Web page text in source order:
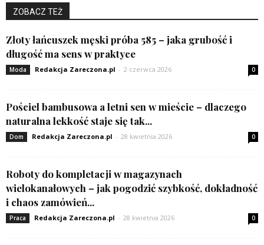
ZOBACZ TEŻ
Złoty łańcuszek męski próba 585 – jaka grubość i
długość ma sens w praktyce
Moda Redakcja Zareczona.pl - 2 czerwca 2026 0
Pościel bambusowa a letni sen w mieście – dlaczego
naturalna lekkość staje się tak...
Dom Redakcja Zareczona.pl - 28 kwietnia 2026 0
Roboty do kompletacji w magazynach
wielokanałowych – jak pogodzić szybkość, dokładność
i chaos zamówień...
Praca Redakcja Zareczona.pl - 28 kwietnia 2026 0